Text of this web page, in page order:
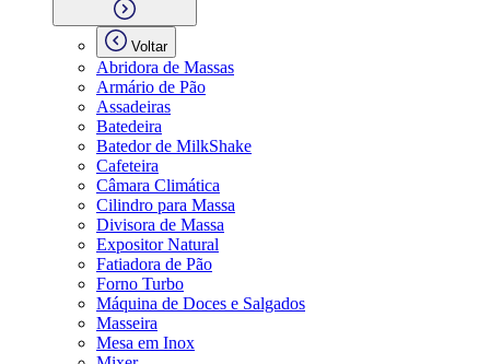
Voltar
Abridora de Massas
Armário de Pão
Assadeiras
Batedeira
Batedor de MilkShake
Cafeteira
Câmara Climática
Cilindro para Massa
Divisora de Massa
Expositor Natural
Fatiadora de Pão
Forno Turbo
Máquina de Doces e Salgados
Masseira
Mesa em Inox